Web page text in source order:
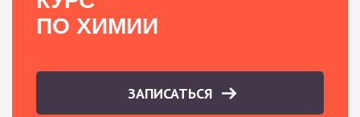
ПО ХИМИИ
ЗАПИСАТЬСЯ